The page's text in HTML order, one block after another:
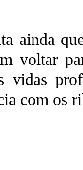
ainda
voltar
vidas
com os